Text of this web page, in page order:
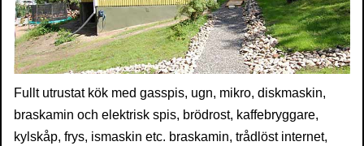
Fullt utrustat kök med gasspis, ugn, mikro, diskmaskin,
braskamin och elektrisk spis, brödrost, kaffebryggare,
kylskåp, frys, ismaskin etc. braskamin, trådlöst internet,